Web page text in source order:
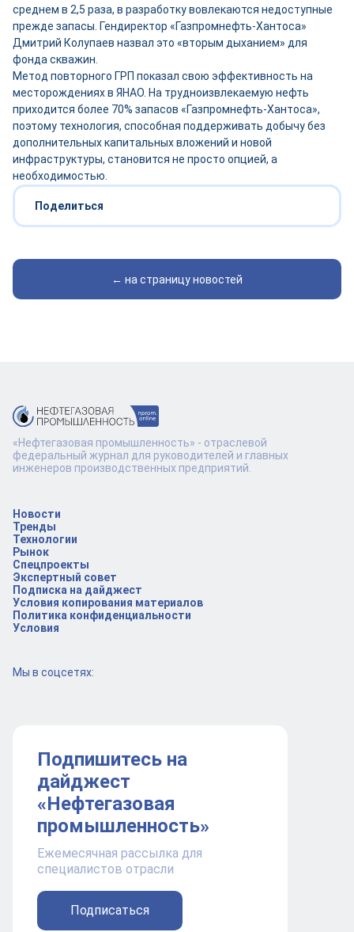
среднем в 2,5 раза, в разработку вовлекаются недоступные
прежде запасы. Гендиректор «Газпромнефть-Хантоса»
Дмитрий Колупаев назвал это «вторым дыханием» для
фонда скважин.
Метод повторного ГРП показал свою эффективность на
месторождениях в ЯНАО. На трудноизвлекаемую нефть
приходится более 70% запасов «Газпромнефть-Хантоса»,
поэтому технология, способная поддерживать добычу без
дополнительных капитальных вложений и новой
инфраструктуры, становится не просто опцией, а
необходимостью.
Поделиться
← на страницу новостей
Новости
Тренды
Технологии
Рынок
Спецпроекты
Экспертный совет
Подписка на дайджест
Условия копирования материалов
Политика конфиденциальности
Условия
Мы в соцсетях:
Подпишитесь на
дайджест
«Нефтегазовая
промышленность»
Ежемесячная рассылка для
специалистов отрасли
Подписаться
«Нефтегазовая промышленность» - отраслевой
федеральный журнал для руководителей и главных
инженеров производственных предприятий.